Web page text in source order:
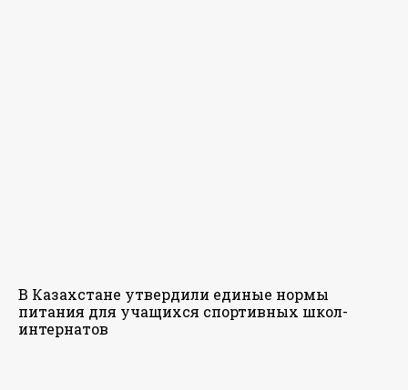
В Казахстане утвердили единые нормы
питания для учащихся спортивных школ-
интернатов